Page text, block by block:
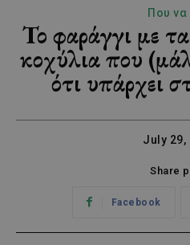
Που να
Το φαράγγι με
κοχύλια που
ότι υπάρχει
July 29,
Share
Facebook